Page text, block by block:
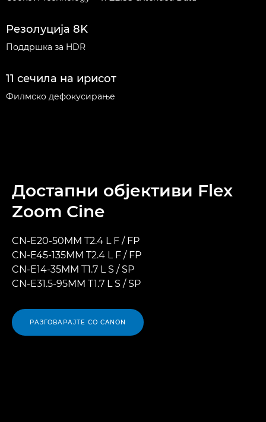
Резолуција 8K
Поддршка за HDR
11 сечила на ирисот
Филмско дефокусирање
Достапни објективи Flex
Zoom Cine
CN-E20-50MM T2.4 L F / FP
CN-E45-135MM T2.4 L F / FP
CN-E14-35MM T1.7 L S / SP
CN-E31.5-95MM T1.7 L S / SP
РАЗГОВАРАЈТЕ СО CANON